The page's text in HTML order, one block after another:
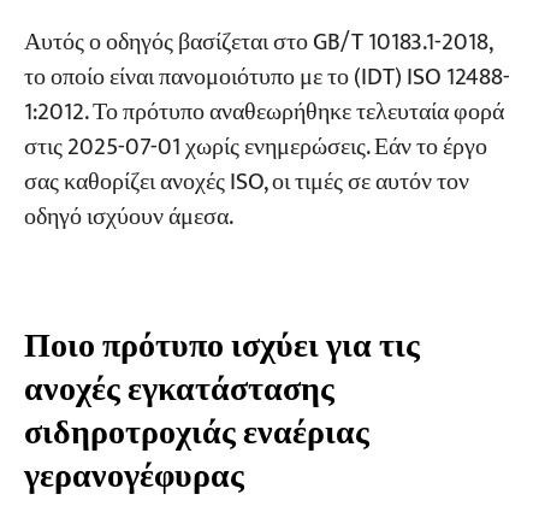
Εργα
Blogs
Νέα
Εφαρμογές
Επικοινωνήστε μαζί μας
κατακόρυφο επίπεδο (πλήρες μήκος) C
Έλεγχος 5 — Ευθύτητα σιδηροτροχιάς σε
κατακόρυφο επίπεδο (Δείγμα 2000 mm) c
Έλεγχος 6 — Διαφορά ύψους μεταξύ
απέναντι ραγών E
Έλεγχος 8 — Διάκενο σύνδεσης
σιδηροτροχιάς
Έλεγχος 9 — Κλίση σιδηροτροχιάς G
Έλεγχος 10 — Απόκλιση Κέντρου
Σιδηροδρόμου έναντι Κέντρου Ιστού K
Αυτός ο οδηγός βασίζεται στο GB/T 10183.1-2018,
το οποίο είναι πανομοιότυπο με το (IDT) ISO 12488-
1:2012. Το πρότυπο αναθεωρήθηκε τελευταία φορά
στις 2025-07-01 χωρίς ενημερώσεις. Εάν το έργο
σας καθορίζει ανοχές ISO, οι τιμές σε αυτόν τον
οδηγό ισχύουν άμεσα.
Ποιο πρότυπο ισχύει για τις
ανοχές εγκατάστασης
σιδηροτροχιάς εναέριας
γερανογέφυρας